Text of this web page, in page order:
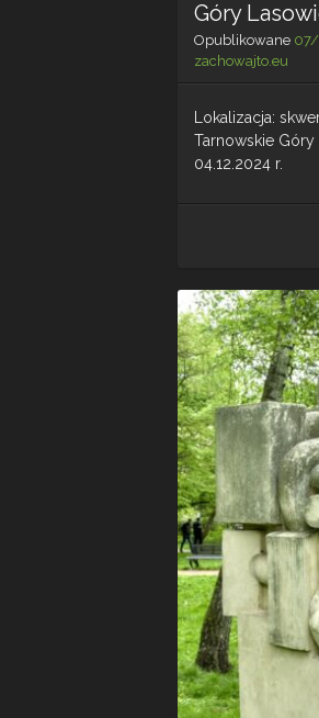
Góry
Opublikowane
zachowajto.eu
Lokalizacja:
Tarnowskie Góry
04.12.2024 r.